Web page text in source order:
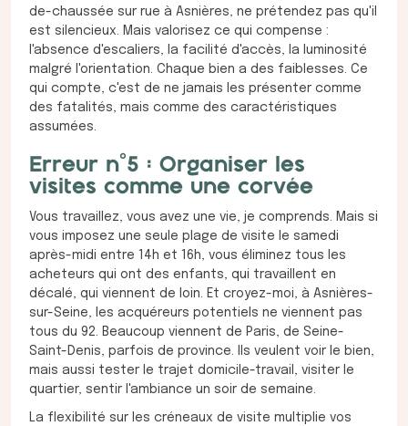
de-chaussée sur rue à Asnières, ne prétendez pas qu'il
est silencieux. Mais valorisez ce qui compense :
l'absence d'escaliers, la facilité d'accès, la luminosité
malgré l'orientation. Chaque bien a des faiblesses. Ce
qui compte, c'est de ne jamais les présenter comme
des fatalités, mais comme des caractéristiques
assumées.
Erreur n°5 : Organiser les
visites comme une corvée
Vous travaillez, vous avez une vie, je comprends. Mais si
vous imposez une seule plage de visite le samedi
après-midi entre 14h et 16h, vous éliminez tous les
acheteurs qui ont des enfants, qui travaillent en
décalé, qui viennent de loin. Et croyez-moi, à Asnières-
sur-Seine, les acquéreurs potentiels ne viennent pas
tous du 92. Beaucoup viennent de Paris, de Seine-
Saint-Denis, parfois de province. Ils veulent voir le bien,
mais aussi tester le trajet domicile-travail, visiter le
quartier, sentir l'ambiance un soir de semaine.
La flexibilité sur les créneaux de visite multiplie vos